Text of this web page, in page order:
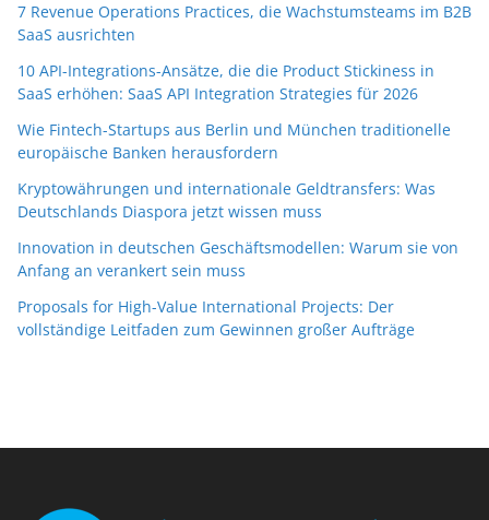
7 Revenue Operations Practices, die Wachstumsteams im B2B
SaaS ausrichten
10 API-Integrations-Ansätze, die die Product Stickiness in
SaaS erhöhen: SaaS API Integration Strategies für 2026
Wie Fintech-Startups aus Berlin und München traditionelle
europäische Banken herausfordern
Kryptowährungen und internationale Geldtransfers: Was
Deutschlands Diaspora jetzt wissen muss
Innovation in deutschen Geschäftsmodellen: Warum sie von
Anfang an verankert sein muss
Proposals for High-Value International Projects: Der
vollständige Leitfaden zum Gewinnen großer Aufträge